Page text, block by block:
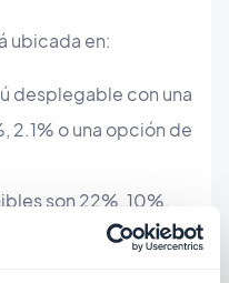
ubicada en:
desplegable con una
2.1% o una opción de
son 22%, 10%,
tarifa personalizada